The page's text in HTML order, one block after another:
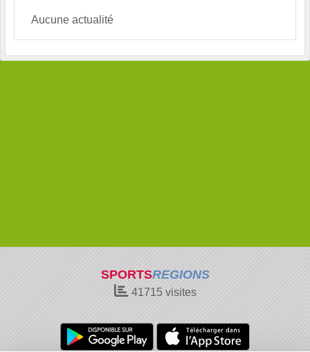
Aucune actualité
SPORTSREGIONS
41715visites